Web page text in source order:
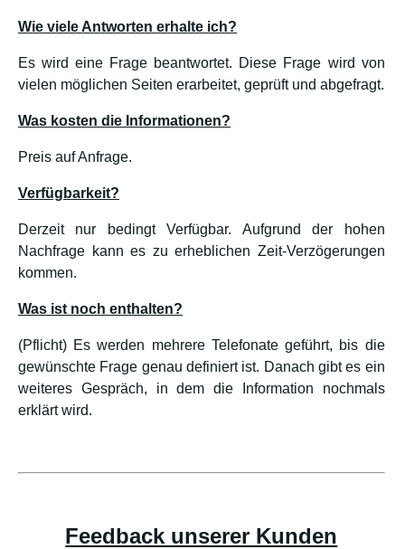
Wie viele Antworten erhalte ich?
Es wird eine Frage beantwortet. Diese Frage wird von
vielen möglichen Seiten erarbeitet, geprüft und abgefragt.
Was kosten die Informationen?
Preis auf Anfrage.
Verfügbarkeit?
Derzeit nur bedingt Verfügbar. Aufgrund der hohen
Nachfrage kann es zu erheblichen Zeit-Verzögerungen
kommen.
Was ist noch enthalten?
(Pflicht) Es werden mehrere Telefonate geführt, bis die
gewünschte Frage genau definiert ist. Danach gibt es ein
weiteres Gespräch, in dem die Information nochmals
erklärt wird.
Feedback unserer Kunden